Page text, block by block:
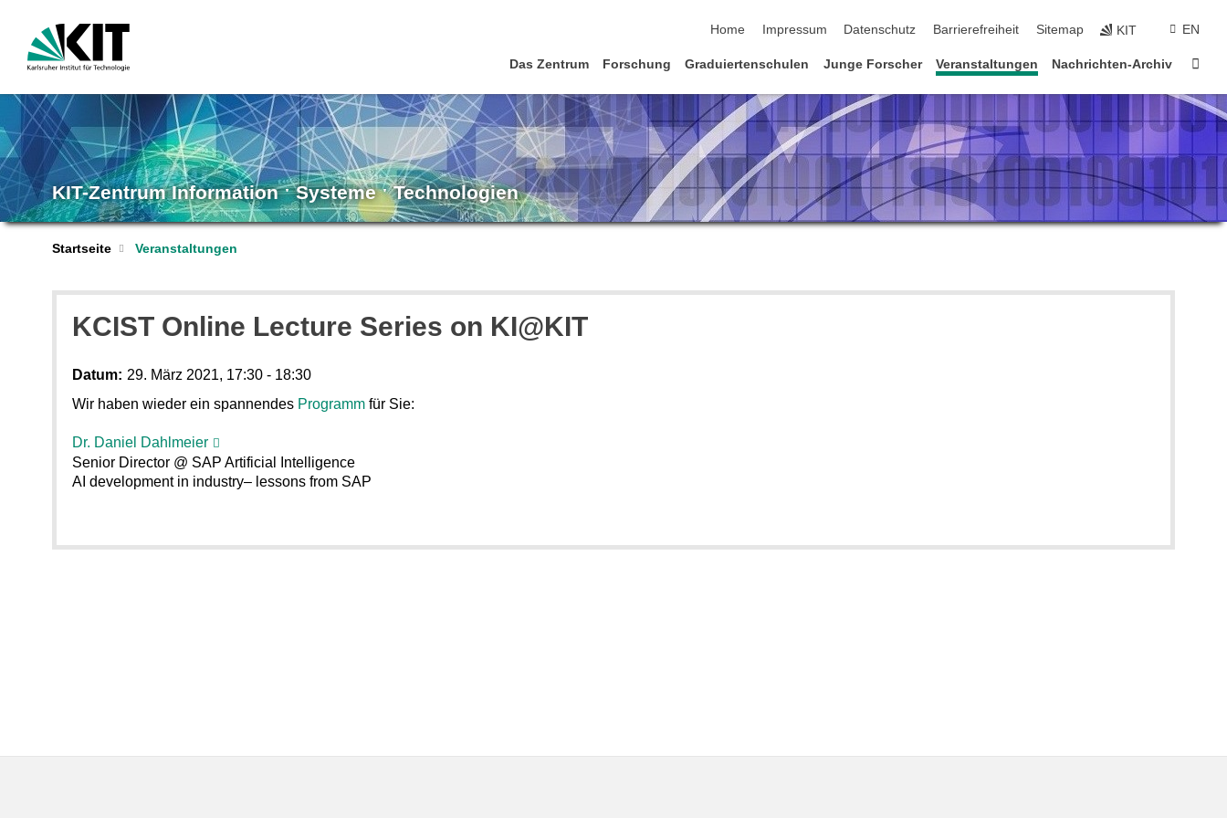
Home
Impressum Datenschutz Barrierefreiheit Sitemap KIT EN
Das Zentrum Forschung Graduiertenschulen Junge Forscher Veranstaltungen Nachrichten-Archiv
KIT-Zentrum Information ˑ Systeme ˑ Technologien
Startseite Veranstaltungen
KCIST Online Lecture Series on KI@KIT
Datum: 29. März 2021, 17:30 - 18:30
Wir haben wieder ein spannendes Programm für Sie:
Dr. Daniel Dahlmeier
Senior Director @ SAP Artificial Intelligence
AI development in industry– lessons from SAP